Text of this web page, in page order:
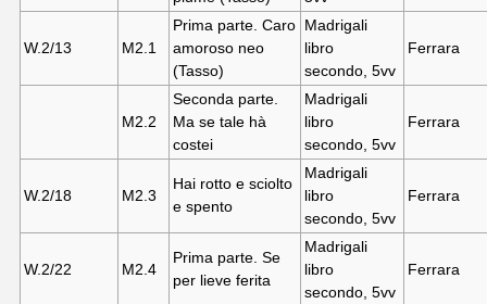
W.2/13 M2.1
Prima parte. Caro
amoroso neo
(Tasso)
Madrigali
libro
secondo, 5vv
Ferrara
M2.2
Seconda parte.
Ma se tale hà
costei
Madrigali
libro
secondo, 5vv
Ferrara
W.2/18 M2.3
Hai rotto e sciolto
e spento
Madrigali
libro
secondo, 5vv
Ferrara
W.2/22 M2.4
Prima parte. Se
per lieve ferita
Madrigali
libro
secondo, 5vv
Ferrara